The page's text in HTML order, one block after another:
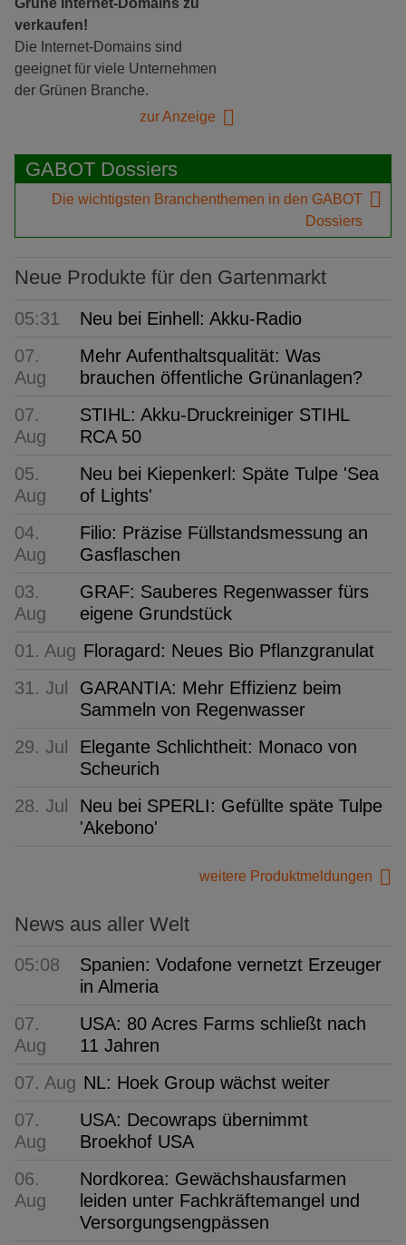
verkaufen!
Die Internet-Domains sind
geeignet für viele Unternehmen
der Grünen Branche.
zur Anzeige
GABOT Dossiers
Die wichtigsten Branchenthemen in den GABOT
Dossiers
Neue Produkte für den Gartenmarkt
05:31
Neu bei Einhell: Akku-Radio
07.
Aug
Mehr Aufenthaltsqualität: Was
brauchen öffentliche Grünanlagen?
07.
Aug
STIHL: Akku-Druckreiniger STIHL
RCA 50
05.
Aug
Neu bei Kiepenkerl: Späte Tulpe 'Sea
of Lights'
04.
Aug
Filio: Präzise Füllstandsmessung an
Gasflaschen
03.
Aug
GRAF: Sauberes Regenwasser fürs
eigene Grundstück
01. Aug Floragard: Neues Bio Pflanzgranulat
31. Jul
GARANTIA: Mehr Effizienz beim
Sammeln von Regenwasser
29. Jul
Elegante Schlichtheit: Monaco von
Scheurich
28. Jul
Neu bei SPERLI: Gefüllte späte Tulpe
'Akebono'
weitere Produktmeldungen
News aus aller Welt
05:08
Spanien: Vodafone vernetzt Erzeuger
in Almeria
07.
Aug
USA: 80 Acres Farms schließt nach
11 Jahren
07. Aug NL: Hoek Group wächst weiter
07.
Aug
USA: Decowraps übernimmt
Broekhof USA
06.
Aug
Nordkorea: Gewächshausfarmen
leiden unter Fachkräftemangel und
Versorgungsengpässen